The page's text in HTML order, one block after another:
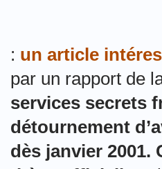
: un article
par un rapport de
services secrets
détournement
dès janvier 2001.